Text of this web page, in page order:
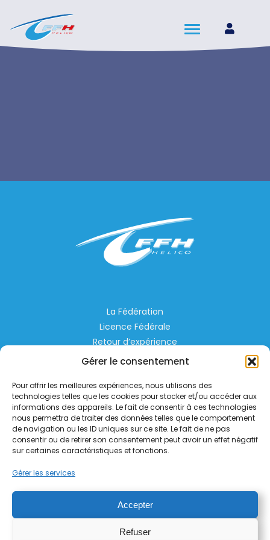
Gérer le consentement
Pour offrir les meilleures expériences, nous utilisons des
technologies telles que les cookies pour stocker et/ou accéder aux
informations des appareils. Le fait de consentir à ces technologies
nous permettra de traiter des données telles que le comportement
de navigation ou les ID uniques sur ce site. Le fait de ne pas
consentir ou de retirer son consentement peut avoir un effet négatif
sur certaines caractéristiques et fonctions.
Gérer les services
Accepter
Refuser
La Fédération
Licence Fédérale
Retour d’expérience
Espace Privé
Liens Utiles
Aérodrome de Lognes Emerainville
77185 LOGNES
contact@helico.org